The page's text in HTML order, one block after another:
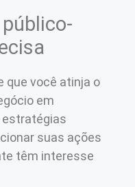
que você atinja o
em
estratégias
suas ações
têm interesse